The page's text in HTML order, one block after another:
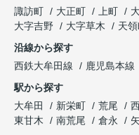
諏訪町
大正町 上町
大字吉野
大字草木 天
沿線から探す
西鉄大牟田線
鹿児島本線
駅から探す
大牟田
新栄町 荒尾
東甘木
南荒尾 倉永